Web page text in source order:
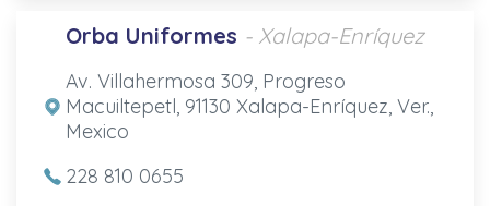
Orba Uniformes - Xalapa-Enríquez
Av. Villahermosa 309, Progreso
Macuiltepetl, 91130 Xalapa-Enríquez, Ver.,
Mexico
228 810 0655